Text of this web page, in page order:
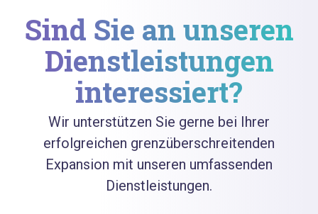
Sind Sie an unseren
Dienstleistungen
interessiert?
Wir unterstützen Sie gerne bei Ihrer
erfolgreichen grenzüberschreitenden
Expansion mit unseren umfassenden
Dienstleistungen.